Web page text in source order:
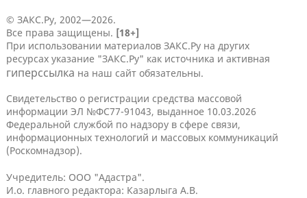
© ЗАКС.Ру, 2002—2026.
Все права защищены. [18+]
При использовании материалов ЗАКС.Ру на других
ресурсах указание "ЗАКС.Ру" как источника и активная
гиперссылка на наш сайт обязательны.
Свидетельство о регистрации средства массовой
информации ЭЛ №ФС77-91043, выданное 10.03.2026
Федеральной службой по надзору в сфере связи,
информационных технологий и массовых коммуникаций
(Роскомнадзор).
Учредитель: ООО "Адастра".
И.о. главного редактора: Казарлыга А.В.